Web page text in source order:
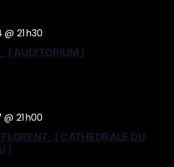
[ AUDITORIUM ]
@ 21h30
[ CATHEDRALE DU
]
@ 21h00